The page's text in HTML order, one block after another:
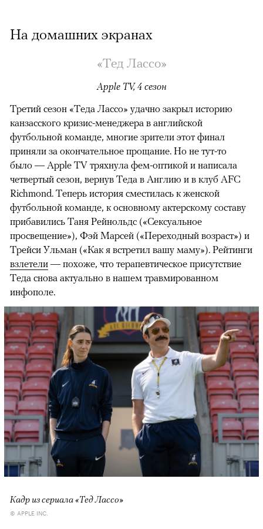
На домашних экранах
«Тед Лассо»
Apple TV, 4 сезон
00:00 / 00:00
Третий сезон «Теда Лассо» удачно закрыл историю
канзасского кризис-менеджера в английской
футбольной команде, многие зрители этот финал
приняли за окончательное прощание. Но не тут-то
было — Apple TV тряхнула фем-оптикой и написала
четвертый сезон, вернув Теда в Англию и в клуб AFC
Richmond. Теперь история сместилась к женской
футбольной команде, к основному актерскому составу
прибавились Таня Рейнольдс («Сексуальное
просвещение»), Фэй Марсей («Переходный возраст») и
Трейси Ульман («Как я встретил вашу маму»). Рейтинги
взлетели — похоже, что терапевтическое присутствие
Теда снова актуально в нашем травмированном
инфополе.
Кадр из сериала «Тед Лассо»
© APPLE INC.